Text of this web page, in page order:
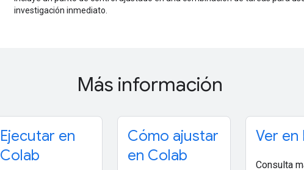
investigación inmediato.
Más información
Ejecutar en
Colab
Cómo ajustar
en Colab
Ver en
Consulta